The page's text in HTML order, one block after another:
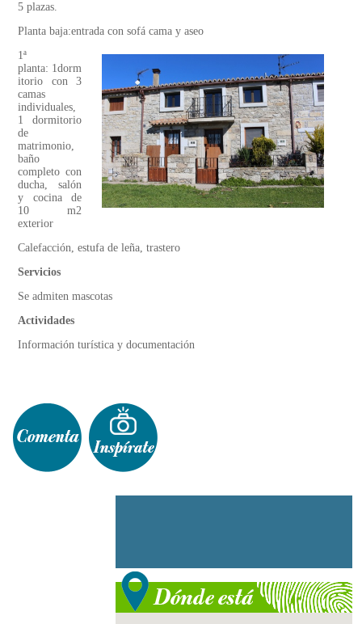
5 plazas.
Planta baja:entrada con sofá cama y aseo
1ª
planta: 1dorm
itorio con 3
camas
individuales,
1 dormitorio
de
matrimonio,
baño
completo con
ducha, salón
y cocina de
10 m2
exterior
Calefacción, estufa de leña, trastero
Servicios
Se admiten mascotas
Actividades
Información turística y documentación